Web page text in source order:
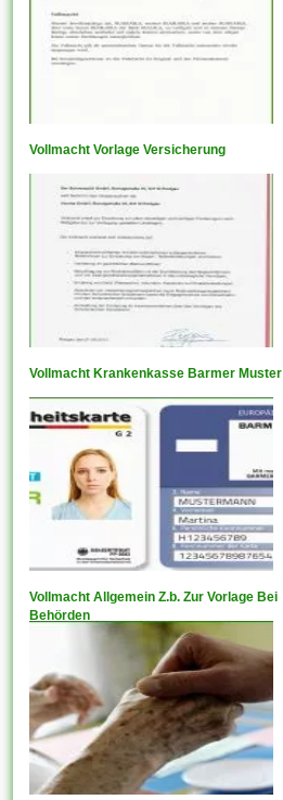
Vollmacht Vorlage Versicherung
Vollmacht Krankenkasse Barmer Muster
Vollmacht Allgemein Z.b. Zur Vorlage Bei
Behörden